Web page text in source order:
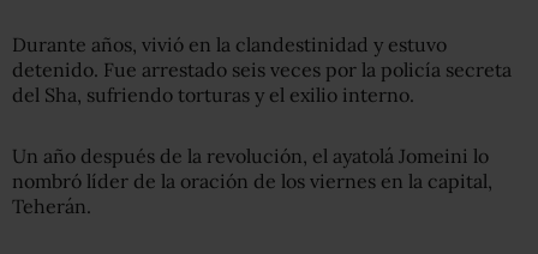
Durante años, vivió en la clandestinidad y estuvo
detenido. Fue arrestado seis veces por la policía secreta
del Sha, sufriendo torturas y el exilio interno.
Un año después de la revolución, el ayatolá Jomeini lo
nombró líder de la oración de los viernes en la capital,
Teherán.